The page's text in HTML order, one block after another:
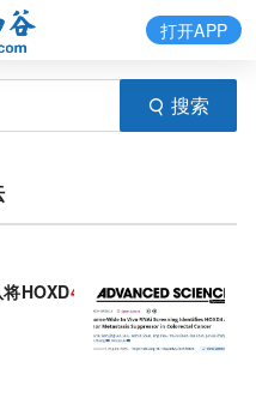
搜索
打开APP
HOXD4 鉴定为结直肠癌肿瘤